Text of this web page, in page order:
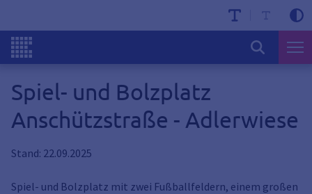
Spiel- und Bolzplatz
Anschützstraße - Adlerwiese
Stand: 22.09.2025
Spiel- und Bolzplatz mit zwei Fußballfeldern, einem großen